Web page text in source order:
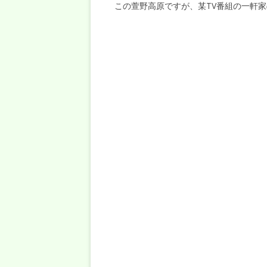
この萱野高原ですが、某TV番組の一軒